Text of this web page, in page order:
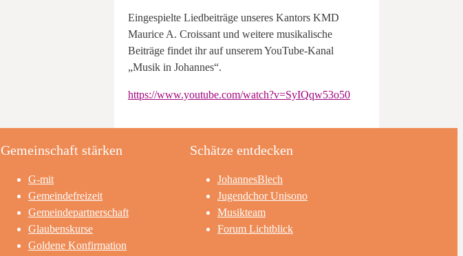
Eingespielte Liedbeiträge unseres Kantors KMD
Maurice A. Croissant und weitere musikalische
Beiträge findet ihr auf unserem YouTube-Kanal
„Musik in Johannes“.
https://www.youtube.com/watch?v=SyIQqw53o50
Gemeinschaft stärken
G-mit
Gemeindefreizeit
Gemeindepartnerschaft
Glaubenskurse
Goldene Konfirmation
Schätze entdecken
JohannesBlech
Jugendchor Unisono
Musikteam
Forum Lichtblick